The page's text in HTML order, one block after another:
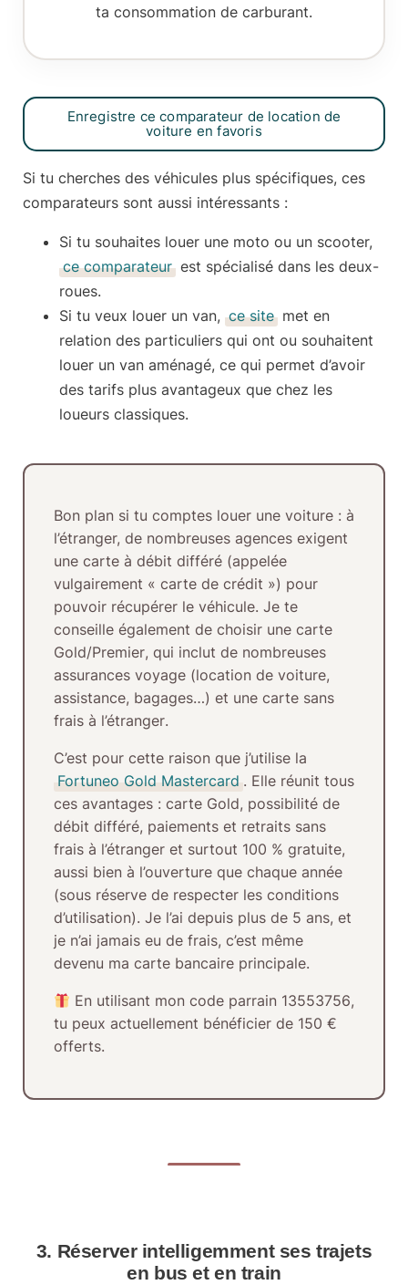
ta consommation de carburant.
Enregistre ce comparateur de location de
voiture en favoris
Si tu cherches des véhicules plus spécifiques, ces
comparateurs sont aussi intéressants :
Si tu souhaites louer une moto ou un scooter,
ce comparateur est spécialisé dans les deux-
roues.
Si tu veux louer un van, ce site met en
relation des particuliers qui ont ou souhaitent
louer un van aménagé, ce qui permet d’avoir
des tarifs plus avantageux que chez les
loueurs classiques.
Bon plan si tu comptes louer une voiture :à
l’étranger, de nombreuses agences exigent
une carte à débit différé(appelée
vulgairement « carte de crédit ») pour
pouvoir récupérer le véhicule. Je te
conseille également de choisir une carte
Gold/Premier, qui inclut de nombreuses
assurances voyage (location de voiture,
assistance, bagages…) et une carte sans
frais à l’étranger.
C’est pour cette raison que j’utilise la
Fortuneo Gold Mastercard . Elle réunit tous
ces avantages : carte Gold, possibilité de
débit différé, paiements et retraits sans
frais à l’étrangeret surtout 100 % gratuite,
aussi bien à l’ouverture que chaque année
(sous réserve de respecter les conditions
d’utilisation). Je l’ai depuis plus de 5 ans, et
je n’ai jamais eu de frais, c’est même
devenu ma carte bancaire principale.
En utilisant mon code parrain 13553756,
tu peux actuellement bénéficier de 150 €
offerts.
3. Réserver intelligemment ses trajets
en bus et en train